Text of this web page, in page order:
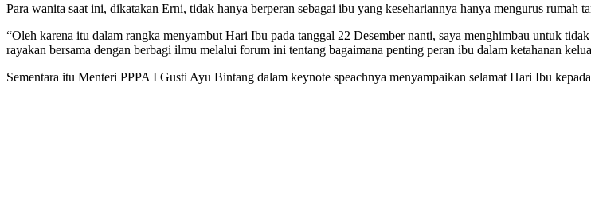
Para wanita saat ini, dikatakan Erni, tidak hanya berperan sebagai ibu yang kesehariannya hanya mengurus rumah
“Oleh karena itu dalam rangka menyambut Hari Ibu pada tanggal 22 Desember nanti, saya menghimbau untuk
rayakan bersama dengan berbagi ilmu melalui forum ini tentang bagaimana penting peran ibu dalam ketahanan
Sementara itu Menteri PPPA I Gusti Ayu Bintang dalam keynote speachnya menyampaikan selamat Hari Ibu